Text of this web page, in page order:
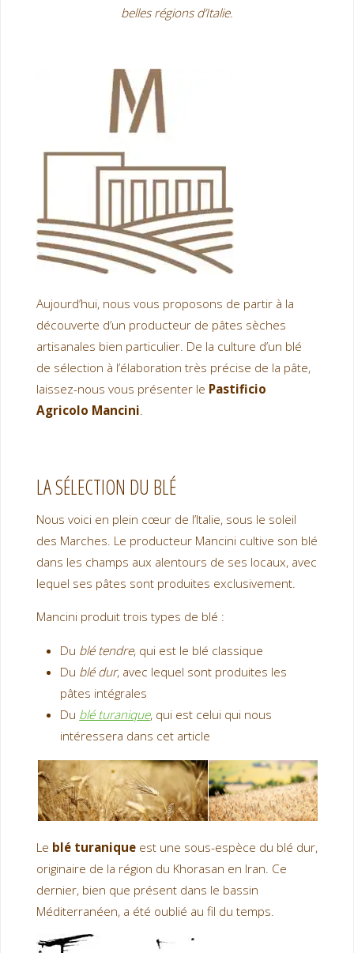
belles régions d’Italie.
Aujourd’hui, nous vous proposons de partir à la
découverte d’un producteur de pâtes sèches
artisanales bien particulier. De la culture d’un blé
de sélection à l’élaboration très précise de la pâte,
laissez-nous vous présenter le Pastificio
Agricolo Mancini
LA SÉLECTION DU BLÉ
Nous voici en plein cœur de l’Italie, sous le soleil
des Marches. Le producteur Mancini cultive son blé
dans les champs aux alentours de ses locaux, avec
lequel ses pâtes sont produites exclusivement.
Mancini produit trois types de blé :
Du blé tendre, qui est le blé classique
Du blé dur, avec lequel sont produites les
pâtes intégrales
Du blé turanique, qui est celui qui nous
intéressera dans cet article
Le blé turaniqueest une sous-espèce du blé dur,
originaire de la région du Khorasan en Iran. Ce
dernier, bien que présent dans le bassin
Méditerranéen, a été oublié au fil du temps.